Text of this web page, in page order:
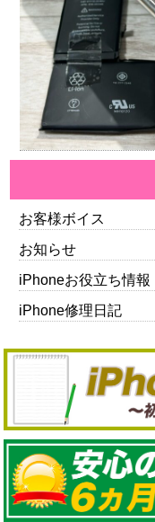
お客様ボイス
お知らせ
iPhoneお役立ち情報
iPhone修理日記